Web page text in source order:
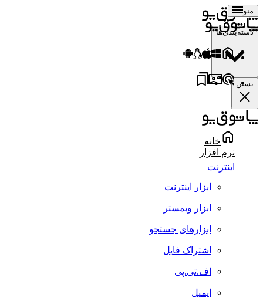
منو
دسته‌بندی‌ها
بستن
خانه
نرم افزار
اینترنت
ابزار اینترنت
ابزار وبمستر
ابزارهای جستجو
اشتراک فایل
اف.تی.پی
ایمیل